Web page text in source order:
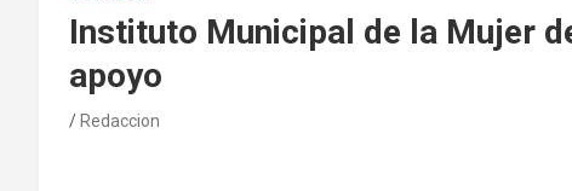
Instituto Municipal de la Mujer
apoyo
Redaccion